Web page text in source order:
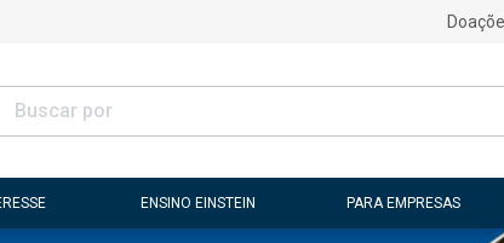
ENSINO EINSTEIN PARA EMPRESAS